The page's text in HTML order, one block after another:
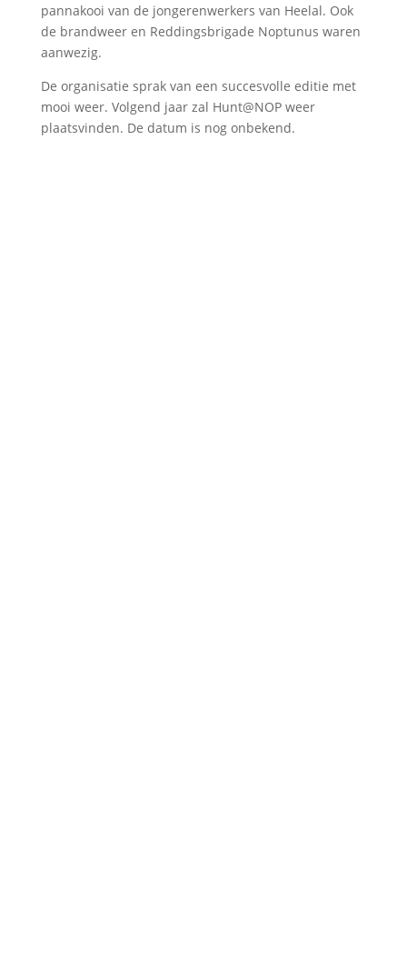
pannakooi van de jongerenwerkers van Heelal. Ook
de brandweer en Reddingsbrigade Noptunus waren
aanwezig.
De organisatie sprak van een succesvolle editie met
mooi weer. Volgend jaar zal Hunt@NOP weer
plaatsvinden. De datum is nog onbekend.